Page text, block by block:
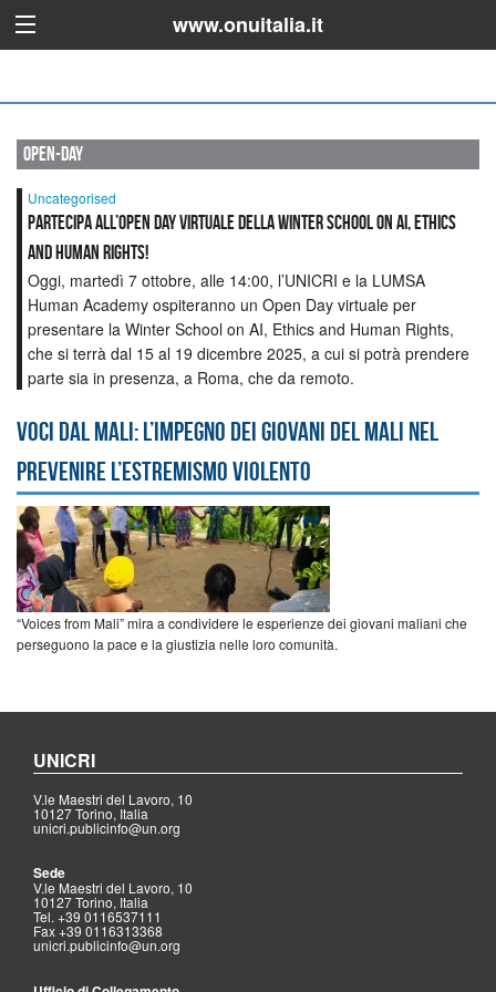
www.onuitalia.it
open-day
Uncategorised
Partecipa all’Open Day virtuale della Winter School on AI, Ethics
and Human Rights!
Oggi, martedì 7 ottobre, alle 14:00, l’UNICRI e la LUMSA
Human Academy ospiteranno un Open Day virtuale per
presentare la Winter School on AI, Ethics and Human Rights,
che si terrà dal 15 al 19 dicembre 2025, a cui si potrà prendere
parte sia in presenza, a Roma, che da remoto.
Voci dal Mali: l’impegno dei giovani del Mali nel
prevenire l’estremismo violento
“Voices from Mali” mira a condividere le esperienze dei giovani maliani che
perseguono la pace e la giustizia nelle loro comunità.
UNICRI
V.le Maestri del Lavoro, 10
10127 Torino, Italia
unicri.publicinfo@un.org
Sede
V.le Maestri del Lavoro, 10
10127 Torino, Italia
Tel. +39 0116537111
Fax +39 0116313368
unicri.publicinfo@un.org